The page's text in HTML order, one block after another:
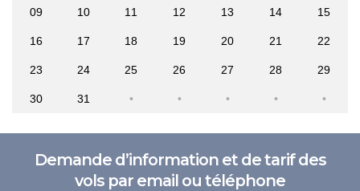
09 10 11 12 13 14 15
16 17 18 19 20 21 22
23 24 25 26 27 28 29
30 31
Demande d’information et de tarif des
vols par email ou téléphone